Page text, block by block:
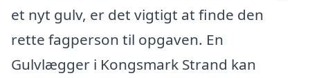
et nyt gulv, er det vigtigt at finde den
rette fagperson til opgaven. En
Gulvlægger i Kongsmark Strand kan